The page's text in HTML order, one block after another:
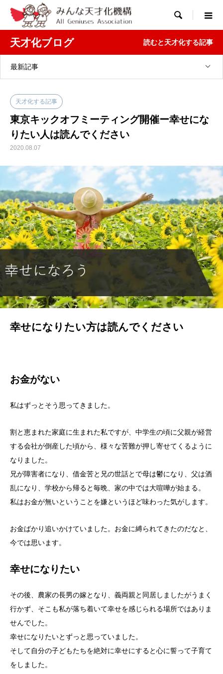

天才化ブログ 読むと天才化する記事
最新記事
天才化する記事
東京キックオフミーティング開催ー幸せにな
りたい人は読んでください
2020.08.07
幸せになりたい方は読んでください
お金がない
私はずっとそう思ってきました。
割と恵まれた家庭に生まれた私ですが、中学生の頃に父親が経営
する会社が倒産した頃から、様々な苦難が押し寄せてくるように
なりました。
兄が障害者になり、借金苦と兄の世話とで母は鬱になり、父は酒
乱になり、学校から帰ると毎晩、家の中では大喧嘩が始まる。
私はお金が無いということを嫌というほど味わった気がします。
お金ばかり追いかけていました。お金に縛られてきたのだなと、
今では思います。
幸せになりたい
その後、農家の長男の嫁となり、義両親と同居しましたがうまく
行かず、そこも私が落ち着いて幸せを感じられる場所ではありま
せんでした。
幸せになりたいとずっと思っていました。
そして自分の子どもたちを絶対に幸せにすると心に誓って子育て
をしました。